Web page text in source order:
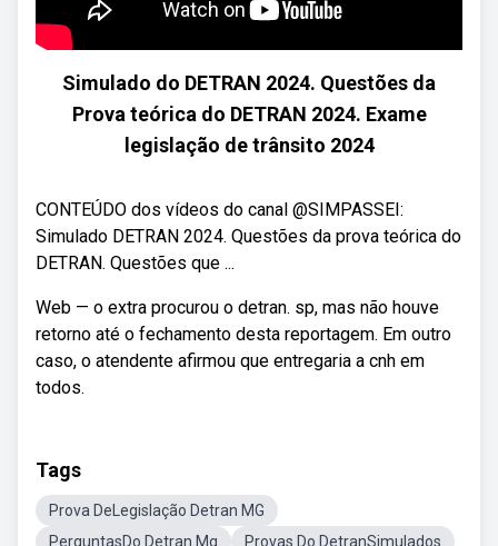
Simulado do DETRAN 2024. Questões da
Prova teórica do DETRAN 2024. Exame
legislação de trânsito 2024
CONTEÚDO dos vídeos do canal @SIMPASSEI:
Simulado DETRAN 2024. Questões da prova teórica do
DETRAN. Questões que ...
Web — o extra procurou o detran. sp, mas não houve
retorno até o fechamento desta reportagem. Em outro
caso, o atendente afirmou que entregaria a cnh em
todos.
Tags
Prova DeLegislação Detran MG
PerguntasDo Detran Mg
Provas Do DetranSimulados